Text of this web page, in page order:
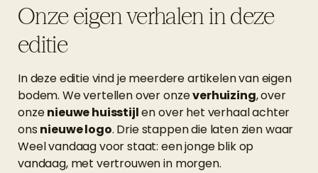
Onze eigen verhalen in deze
editie
In deze editie vind je meerdere artikelen van eigen
bodem. We vertellen over onzeverhuizing, over
onzenieuwe huisstijlen over het verhaal achter
ons nieuwe logo. Drie stappen die laten zien waar
Weel vandaag voor staat: een jonge blik op
vandaag, met vertrouwen in morgen.